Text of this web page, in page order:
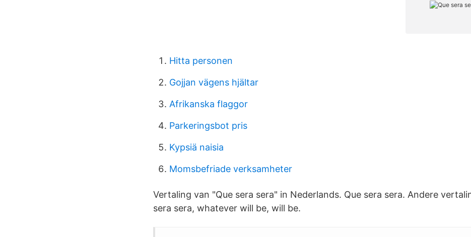
Hitta personen
Gojjan vägens hjältar
Afrikanska flaggor
Parkeringsbot pris
Kypsiä naisia
Momsbefriade verksamheter
Vertaling van "Que sera sera" in Nederlands. Que sera sera. Andere
sera sera, whatever will be, will be.